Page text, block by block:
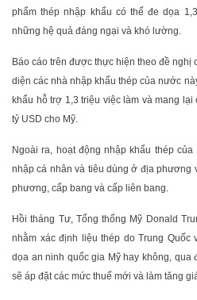
phẩm thép nhập khẩu có thể đe dọa
những hệ quả đáng ngại và khó lường.
Báo cáo trên được thực hiện theo đề nghị
diện các nhà nhập khẩu thép của nước
khẩu hỗ trợ 1,3 triệu việc làm và mang
tỷ USD cho Mỹ.
Ngoài ra, hoạt động nhập khẩu thép
nhập cá nhân và tiêu dùng ở địa phương
phương, cấp bang và cấp liên bang.
Hồi tháng Tư, Tổng thống Mỹ Donald
nhằm xác định liệu thép do Trung Quốc
dọa an ninh quốc gia Mỹ hay không, qua
sẽ áp đặt các mức thuế mới và làm tăng